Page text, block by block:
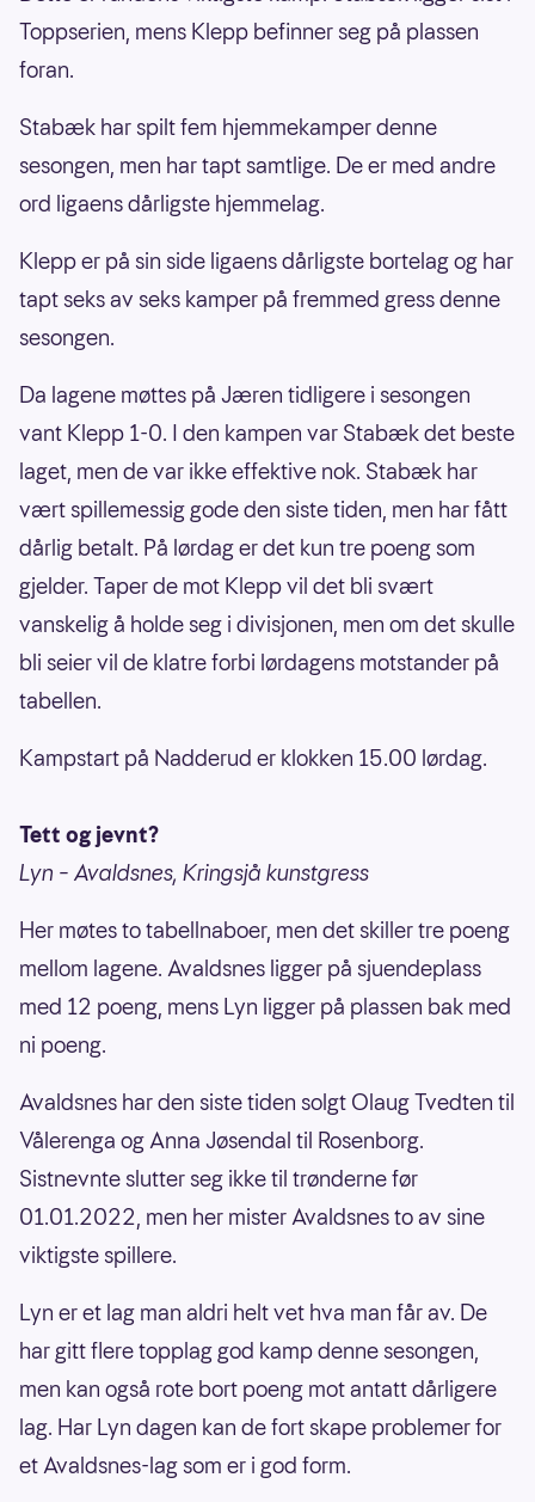
Toppserien, mens Klepp befinner seg på plassen
foran.
Stabæk har spilt fem hjemmekamper denne
sesongen, men har tapt samtlige. De er med andre
ord ligaens dårligste hjemmelag.
Klepp er på sin side ligaens dårligste bortelag og har
tapt seks av seks kamper på fremmed gress denne
sesongen.
Da lagene møttes på Jæren tidligere i sesongen
vant Klepp 1-0. I den kampen var Stabæk det beste
laget, men de var ikke effektive nok. Stabæk har
vært spillemessig gode den siste tiden, men har fått
dårlig betalt. På lørdag er det kun tre poeng som
gjelder. Taper de mot Klepp vil det bli svært
vanskelig å holde seg i divisjonen, men om det skulle
bli seier vil de klatre forbi lørdagens motstander på
tabellen.
Kampstart på Nadderud er klokken 15.00 lørdag.
Tett og jevnt?
Lyn – Avaldsnes, Kringsjå kunstgress
Her møtes to tabellnaboer, men det skiller tre poeng
mellom lagene. Avaldsnes ligger på sjuendeplass
med 12 poeng, mens Lyn ligger på plassen bak med
ni poeng.
Avaldsnes har den siste tiden solgt Olaug Tvedten til
Vålerenga og Anna Jøsendal til Rosenborg.
Sistnevnte slutter seg ikke til trønderne før
01.01.2022, men her mister Avaldsnes to av sine
viktigste spillere.
Lyn er et lag man aldri helt vet hva man får av. De
har gitt flere topplag god kamp denne sesongen,
men kan også rote bort poeng mot antatt dårligere
lag. Har Lyn dagen kan de fort skape problemer for
et Avaldsnes-lag som er i god form.